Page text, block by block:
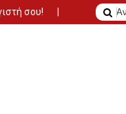
Το δίδυμο της επιτυχίας